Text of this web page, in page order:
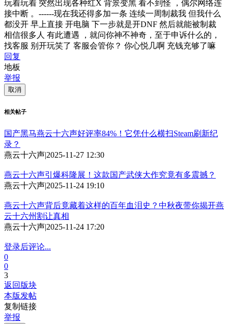
玩着玩着 突然出现各种红X 背景变黑 看不到怪 ，偶尔网络连
接中断 。------现在我还得多加一条 连续一周制裁我 但我什么
都没开 早上直接 开电脑 下一步就是开DNF 然后就能被制裁
相信很多人 有此遭遇 ，就问你神不神奇，至于申诉什么的，
找客服 别开玩笑了 客服会管你？ 你心悦几啊 充钱充够了嘛
回复
地板
举报
取消
相关帖子
国产黑马燕云十六声好评率84%！它凭什么横扫Steam刷新纪
录？
燕云十六声|2025-11-27 12:30
燕云十六声引爆科隆展！这款国产武侠大作究竟有多震撼？
燕云十六声|2025-11-24 19:10
燕云十六声背后竟藏着这样的百年血泪史？中秋夜带你揭开燕
云十六州割让真相
燕云十六声|2025-11-24 17:20
登录后评论...
0
0
3
返回版块
本版发帖
复制链接
举报